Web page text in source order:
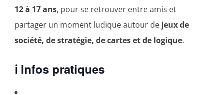
12 à 17 ans, pour se retrouver entre amis et
partager un moment ludique autour de jeux de
société, de stratégie, de cartes et de logique.
ℹ️ Infos pratiques